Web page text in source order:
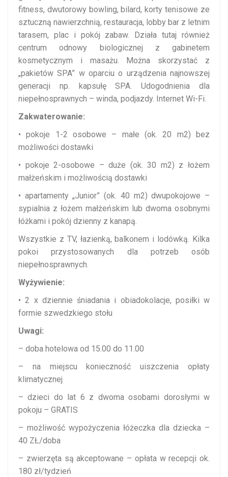
fitness, dwutorowy bowling, bilard, korty tenisowe ze
sztuczną nawierzchnią, restauracja, lobby bar z letnim
tarasem, plac i pokój zabaw. Działa tutaj również
centrum odnowy biologicznej z gabinetem
kosmetycznym i masażu. Można skorzystać z
„pakietów SPA” w oparciu o urządzenia najnowszej
generacji np. kapsułę SPA. Udogodnienia dla
niepełnosprawnych – winda, podjazdy. Internet Wi-Fi.
Zakwaterowanie:
• pokoje 1-2 osobowe – małe (ok. 20 m2) bez
możliwości dostawki
• pokoje 2-osobowe – duże (ok. 30 m2) z łożem
małżeńskim i możliwością dostawki
• apartamenty „Junior” (ok. 40 m2) dwupokojowe –
sypialnia z łożem małżeńskim lub dwoma osobnymi
łóżkami i pokój dzienny z kanapą.
Wszystkie z TV, łazienką, balkonem i lodówką. Kilka
pokoi przystosowanych dla potrzeb osób
niepełnosprawnych.
Wyżywienie:
• 2 x dziennie śniadania i obiadokolacje, posiłki w
formie szwedzkiego stołu
Uwagi:
– doba hotelowa od 15.00 do 11.00
– na miejscu konieczność uiszczenia opłaty
klimatycznej
– dzieci do lat 6 z dwoma osobami dorosłymi w
pokoju – GRATIS
– możliwość wypożyczenia łóżeczka dla dziecka –
40 ZŁ/doba
– zwierzęta są akceptowane – opłata w recepcji ok.
180 zł/tydzień